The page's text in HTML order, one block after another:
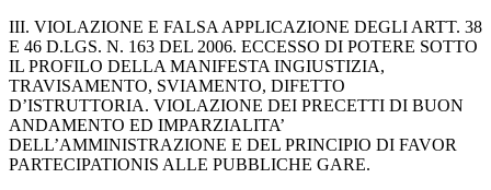
III. VIOLAZIONE E FALSA APPLICAZIONE DEGLI ARTT. 38
E 46 D.LGS. N. 163 DEL 2006. ECCESSO DI POTERE SOTTO
IL PROFILO DELLA MANIFESTA INGIUSTIZIA,
TRAVISAMENTO, SVIAMENTO, DIFETTO
D’ISTRUTTORIA. VIOLAZIONE DEI PRECETTI DI BUON
ANDAMENTO ED IMPARZIALITA’
DELL’AMMINISTRAZIONE E DEL PRINCIPIO DI FAVOR
PARTECIPATIONIS ALLE PUBBLICHE GARE.